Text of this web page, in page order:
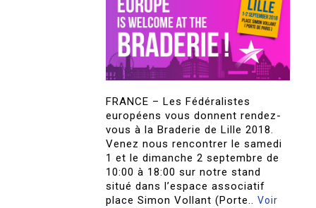
FRANCE – Les Fédéralistes
européens vous donnent rendez-
vous à la Braderie de Lille 2018.
Venez nous rencontrer le samedi
1 et le dimanche 2 septembre de
10:00 à 18:00 sur notre stand
situé dans l’espace associatif
place Simon Vollant (Porte..Voir